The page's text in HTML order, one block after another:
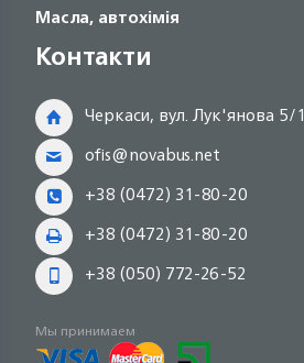
Масла, автохімія
Контакти
Черкаси, вул. Лук'янова 5/1
ofis@novabus.net
+38 (0472) 31-80-20
+38 (0472) 31-80-20
+38 (050) 772-26-52
Мы принимаем